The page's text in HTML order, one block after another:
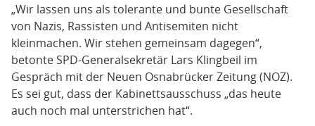
„Wir lassen uns als tolerante und bunte Gesellschaft
von Nazis, Rassisten und Antisemiten nicht
kleinmachen. Wir stehen gemeinsam dagegen“,
betonte SPD-Generalsekretär Lars Klingbeil im
Gespräch mit der Neuen Osnabrücker Zeitung (NOZ).
Es sei gut, dass der Kabinettsausschuss „das heute
auch noch mal unterstrichen hat“.